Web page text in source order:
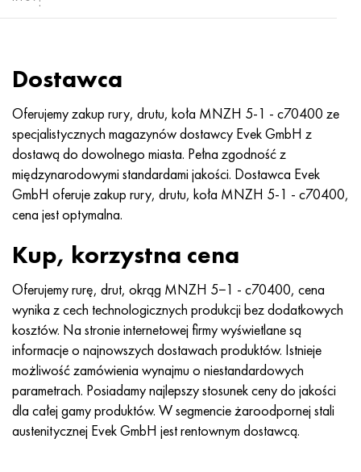
Dostawca
Oferujemy zakup rury, drutu, koła MNZH 5-1 - c70400 ze
specjalistycznych magazynów dostawcy Evek GmbH z
dostawą do dowolnego miasta. Pełna zgodność z
międzynarodowymi standardami jakości. Dostawca Evek
GmbH oferuje zakup rury, drutu, koła MNZH 5-1 - c70400,
cena jest optymalna.
Kup, korzystna cena
Oferujemy rurę, drut, okrąg MNZH 5−1 - c70400, cena
wynika z cech technologicznych produkcji bez dodatkowych
kosztów. Na stronie internetowej firmy wyświetlane są
informacje o najnowszych dostawach produktów. Istnieje
możliwość zamówienia wynajmu o niestandardowych
parametrach. Posiadamy najlepszy stosunek ceny do jakości
dla całej gamy produktów. W segmencie żaroodpornej stali
austenitycznej Evek GmbH jest rentownym dostawcą.